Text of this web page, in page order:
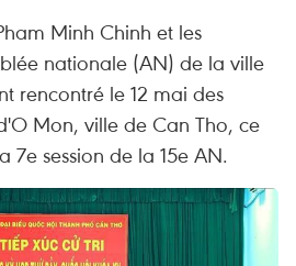
Minh Chinh et les
nationale (AN) de la ville
rencontré le 12 mai des
Mon, ville de Can Tho, ce
7e session de la 15e AN.